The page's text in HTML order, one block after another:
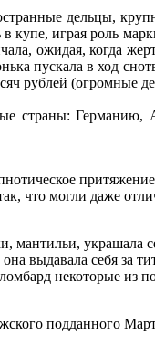
дельцы,
купе, играя роль
ожидая, когда
пускала в ход
рублей (огромные
страны: Германию,
что могли даже
мантильи, украшала
выдавала себя за
некоторые
подданного